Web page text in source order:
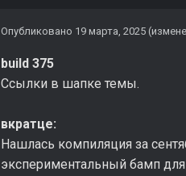
Опубликовано 19 марта, 2025
build 375
Ссылки в шапке темы.
вкратце:
Нашлась компиляция за
экспериментальный бамп